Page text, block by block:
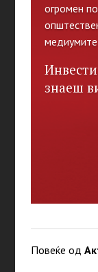
огромен
медиумите
знаеш
Повеќе од